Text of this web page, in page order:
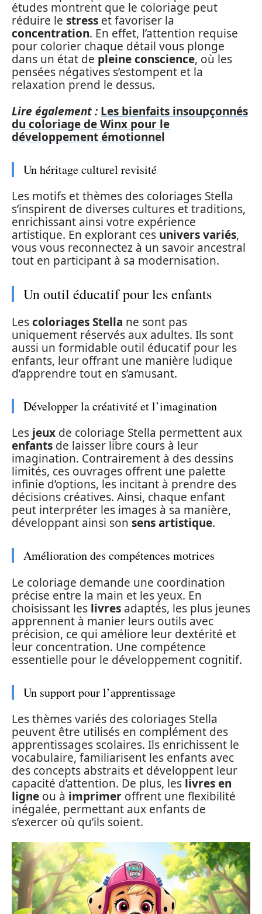
études montrent que le coloriage peut
réduire le stress et favoriser la
concentration. En effet, l’attention requise
pour colorier chaque détail vous plonge
dans un état de pleine conscience, où les
pensées négatives s’estompent et la
relaxation prend le dessus.
Lire également : Les bienfaits insoupçonnés
du coloriage de Winx pour le
développement émotionnel
Un héritage culturel revisité
Les motifs et thèmes des coloriages Stella
s’inspirent de diverses cultures et traditions,
enrichissant ainsi votre expérience
artistique. En explorant ces univers variés,
vous vous reconnectez à un savoir ancestral
tout en participant à sa modernisation.
Un outil éducatif pour les enfants
Lescoloriages Stella ne sont pas
uniquement réservés aux adultes. Ils sont
aussi un formidable outil éducatif pour les
enfants, leur offrant une manière ludique
d’apprendre tout en s’amusant.
Développer la créativité et l’imagination
Les jeux de coloriage Stella permettent aux
enfants de laisser libre cours à leur
imagination. Contrairement à des dessins
limités, ces ouvrages offrent une palette
infinie d’options, les incitant à prendre des
décisions créatives. Ainsi, chaque enfant
peut interpréter les images à sa manière,
développant ainsi son sens artistique.
Amélioration des compétences motrices
Le coloriage demande une coordination
précise entre la main et les yeux. En
choisissant les livres adaptés, les plus jeunes
apprennent à manier leurs outils avec
précision, ce qui améliore leur dextérité et
leur concentration. Une compétence
essentielle pour le développement cognitif.
Un support pour l’apprentissage
Les thèmes variés des coloriages Stella
peuvent être utilisés en complément des
apprentissages scolaires. Ils enrichissent le
vocabulaire, familiarisent les enfants avec
des concepts abstraits et développent leur
capacité d’attention. De plus, les livres en
ligne ou à imprimer offrent une flexibilité
inégalée, permettant aux enfants de
s’exercer où qu’ils soient.